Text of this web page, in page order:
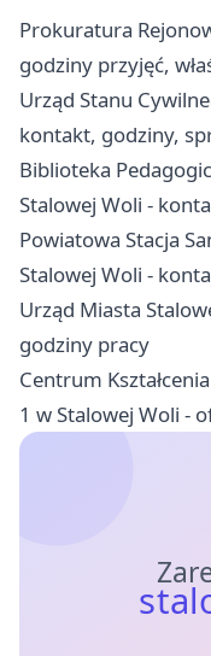
Prokuratura
godziny przyjęć,
Urząd Stanu
kontakt, godziny,
Biblioteka
Stalowej Woli -
Powiatowa Stacja
Stalowej Woli -
Urząd Miasta
godziny pracy
Centrum
1 w Stalowej Woli -